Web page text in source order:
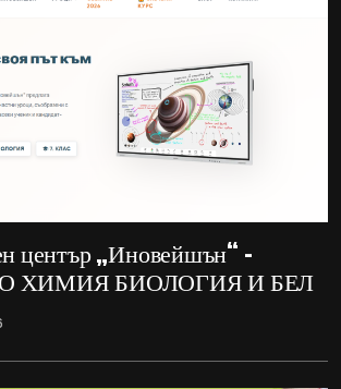
център „Иновейшън“ –
ХИМИЯ БИОЛОГИЯ И БЕЛ